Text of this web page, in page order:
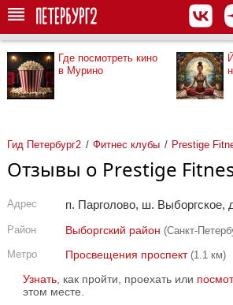
Где посмотреть кино
в Мурино
Гид Петербург2 Фитнес клубы Prestige
Отзывы о Prestige
Адрес п. Парголово, ш. Выборгское,
Район Выборгский район (Санкт-
Метро
Просвещения проспект (1.1 км)
Узнать , как пройти, проехать или
этом месте.